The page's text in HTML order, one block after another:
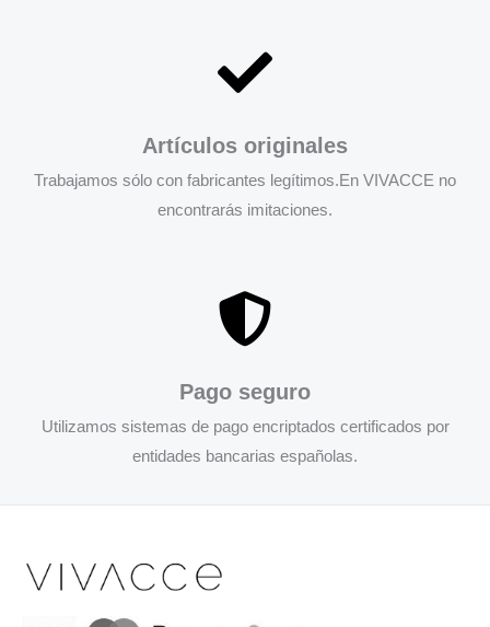
Artículos originales
Trabajamos sólo con fabricantes legítimos.En VIVACCE no
encontrarás imitaciones.
Pago seguro
Utilizamos sistemas de pago encriptados certificados por
entidades bancarias españolas.